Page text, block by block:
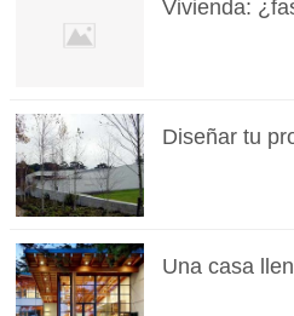
Vivienda:
Diseñar tu
Una casa